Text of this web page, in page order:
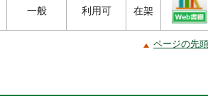
一般 利用可 在架
ページの先